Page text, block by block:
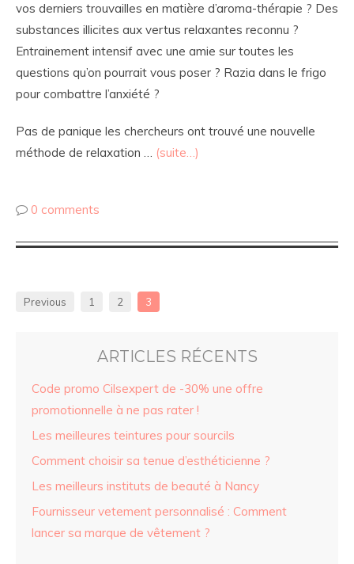
vos derniers trouvailles en matière d’aroma-thérapie ? Des
substances illicites aux vertus relaxantes reconnu ?
Entrainement intensif avec une amie sur toutes les
questions qu’on pourrait vous poser ? Razia dans le frigo
pour combattre l’anxiété ?
Pas de panique les chercheurs ont trouvé une nouvelle
méthode de relaxation … (suite…)
0 comments
Previous 1 2 3
ARTICLES RÉCENTS
Code promo Cilsexpert de -30% une offre
promotionnelle à ne pas rater !
Les meilleures teintures pour sourcils
Comment choisir sa tenue d’esthéticienne ?
Les meilleurs instituts de beauté à Nancy
Fournisseur vetement personnalisé : Comment
lancer sa marque de vêtement ?